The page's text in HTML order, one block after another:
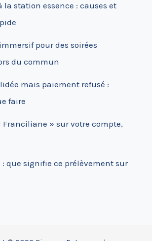
la station essence : causes et
pour des soirées
du commun
mais paiement refusé :
faire
Franciliane » sur votre compte,
: que signifie ce prélèvement sur